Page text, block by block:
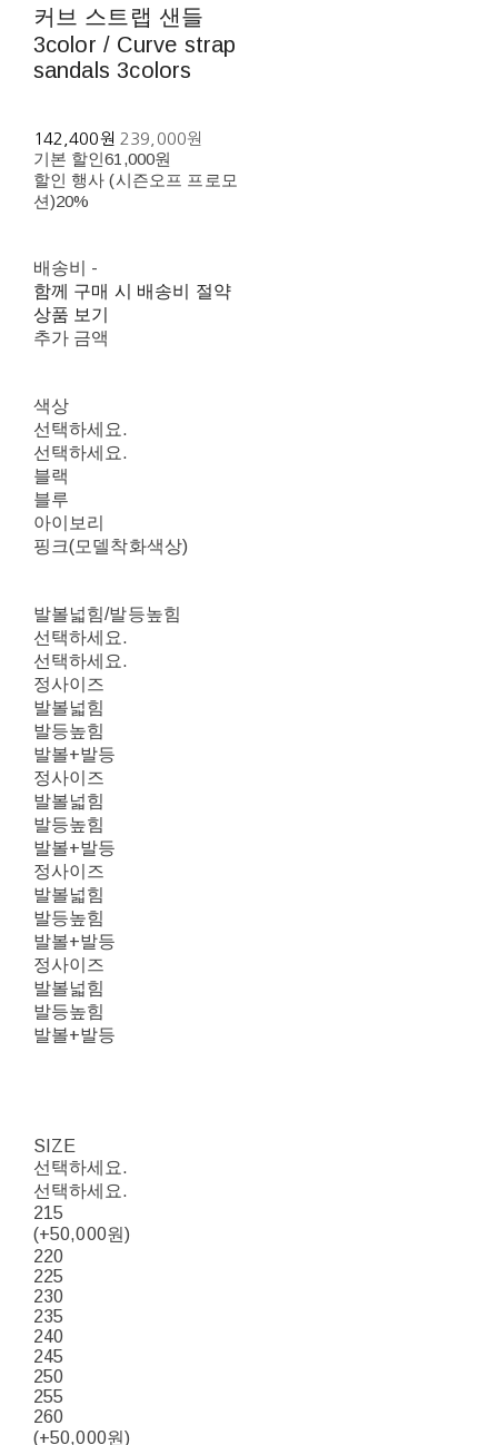
커브 스트랩 샌들
3color / Curve strap
sandals 3colors
142,400원 239,000원
기본 할인61,000원
할인 행사 (시즌오프 프로모
션)20%
배송비 -
함께 구매 시 배송비 절약
상품 보기
추가 금액
색상
선택하세요.
선택하세요.
블랙
블루
아이보리
핑크(모델착화색상)
발볼넓힘/발등높힘
선택하세요.
선택하세요.
정사이즈
발볼넓힘
발등높힘
발볼+발등
정사이즈
발볼넓힘
발등높힘
발볼+발등
정사이즈
발볼넓힘
발등높힘
발볼+발등
정사이즈
발볼넓힘
발등높힘
발볼+발등
SIZE
선택하세요.
선택하세요.
215
(+50,000원)
220
225
230
235
240
245
250
255
260
(+50,000원)